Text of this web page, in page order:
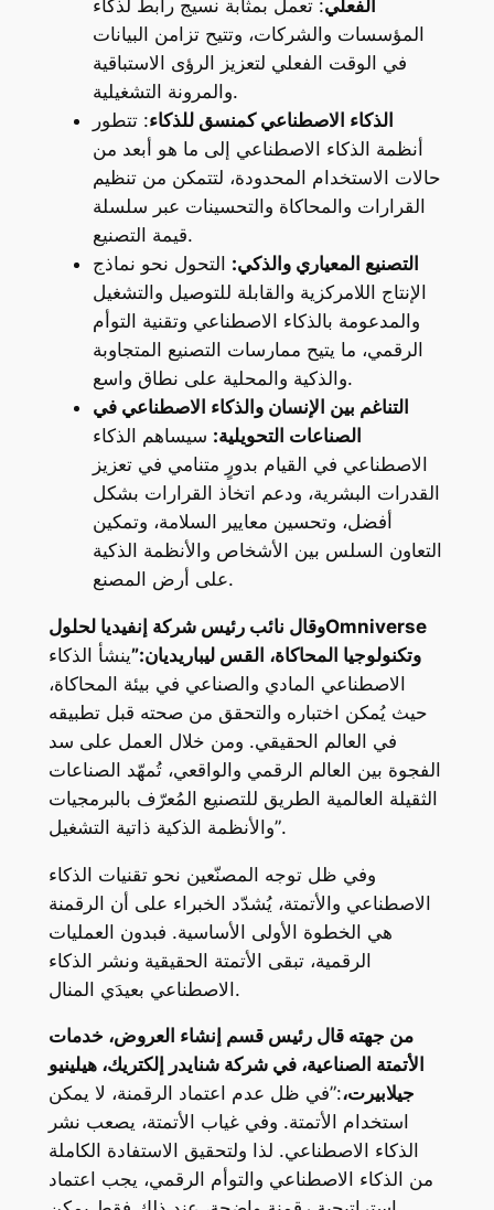
الفعلي: تعمل بمثابة نسيج رابط لذكاء
المؤسسات والشركات، وتتيح تزامن البيانات
في الوقت الفعلي لتعزيز الرؤى الاستباقية
والمرونة التشغيلية.
الذكاء الاصطناعي كمنسق للذكاء: تتطور
أنظمة الذكاء الاصطناعي إلى ما هو أبعد من
حالات الاستخدام المحدودة، لتتمكن من تنظيم
القرارات والمحاكاة والتحسينات عبر سلسلة
قيمة التصنيع.
التصنيع المعياري والذكي: التحول نحو نماذج
الإنتاج اللامركزية والقابلة للتوصيل والتشغيل
والمدعومة بالذكاء الاصطناعي وتقنية التوأم
الرقمي، ما يتيح ممارسات التصنيع المتجاوبة
والذكية والمحلية على نطاق واسع.
التناغم بين الإنسان والذكاء الاصطناعي في
الصناعات التحويلية: سيساهم الذكاء
الاصطناعي في القيام بدورٍ متنامي في تعزيز
القدرات البشرية، ودعم اتخاذ القرارات بشكل
أفضل، وتحسين معايير السلامة، وتمكين
التعاون السلس بين الأشخاص والأنظمة الذكية
على أرض المصنع.
وقال نائب رئيس شركة إنفيديا لحلولOmniverse
وتكنولوجيا المحاكاة، القس ليباريديان:”ينشأ الذكاء
الاصطناعي المادي والصناعي في بيئة المحاكاة،
حيث يُمكن اختباره والتحقق من صحته قبل تطبيقه
في العالم الحقيقي. ومن خلال العمل على سد
الفجوة بين العالم الرقمي والواقعي، تُمهّد الصناعات
الثقيلة العالمية الطريق للتصنيع المُعرّف بالبرمجيات
والأنظمة الذكية ذاتية التشغيل”.
وفي ظل توجه المصنّعين نحو تقنيات الذكاء
الاصطناعي والأتمتة، يُشدّد الخبراء على أن الرقمنة
هي الخطوة الأولى الأساسية. فبدون العمليات
الرقمية، تبقى الأتمتة الحقيقية ونشر الذكاء
الاصطناعي بعيدَي المنال.
من جهته قال رئيس قسم إنشاء العروض، خدمات
الأتمتة الصناعية، في شركة شنايدر إلكتريك، هيلينيو
جيلابيرت،:”في ظل عدم اعتماد الرقمنة، لا يمكن
استخدام الأتمتة. وفي غياب الأتمتة، يصعب نشر
الذكاء الاصطناعي. لذا ولتحقيق الاستفادة الكاملة
من الذكاء الاصطناعي والتوأم الرقمي، يجب اعتماد